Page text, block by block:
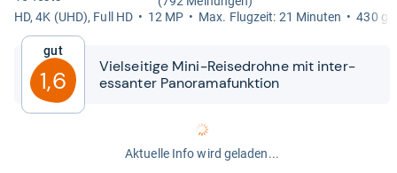
HD, 4K (UHD), Full HD
12 MP Max. Flug­zeit: 21 Minu­ten 430 g
Gut
1,6
Viel­sei­tige Mini-​​Rei­se­drohne mit inter­
essan­ter Pan­ora­ma­funk­tion
Aktuelle Info wird geladen...